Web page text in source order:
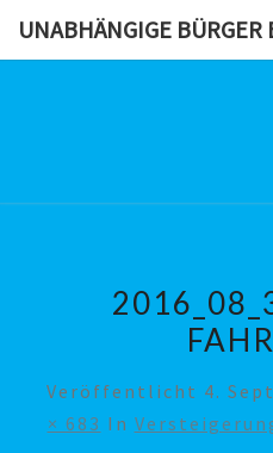
UNABHÄNGIGE BÜRGER
Veröffentlicht 4.
× 683 In